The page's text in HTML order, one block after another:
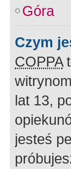
Góra
Czym
COPPA
lat 13,
jesteś